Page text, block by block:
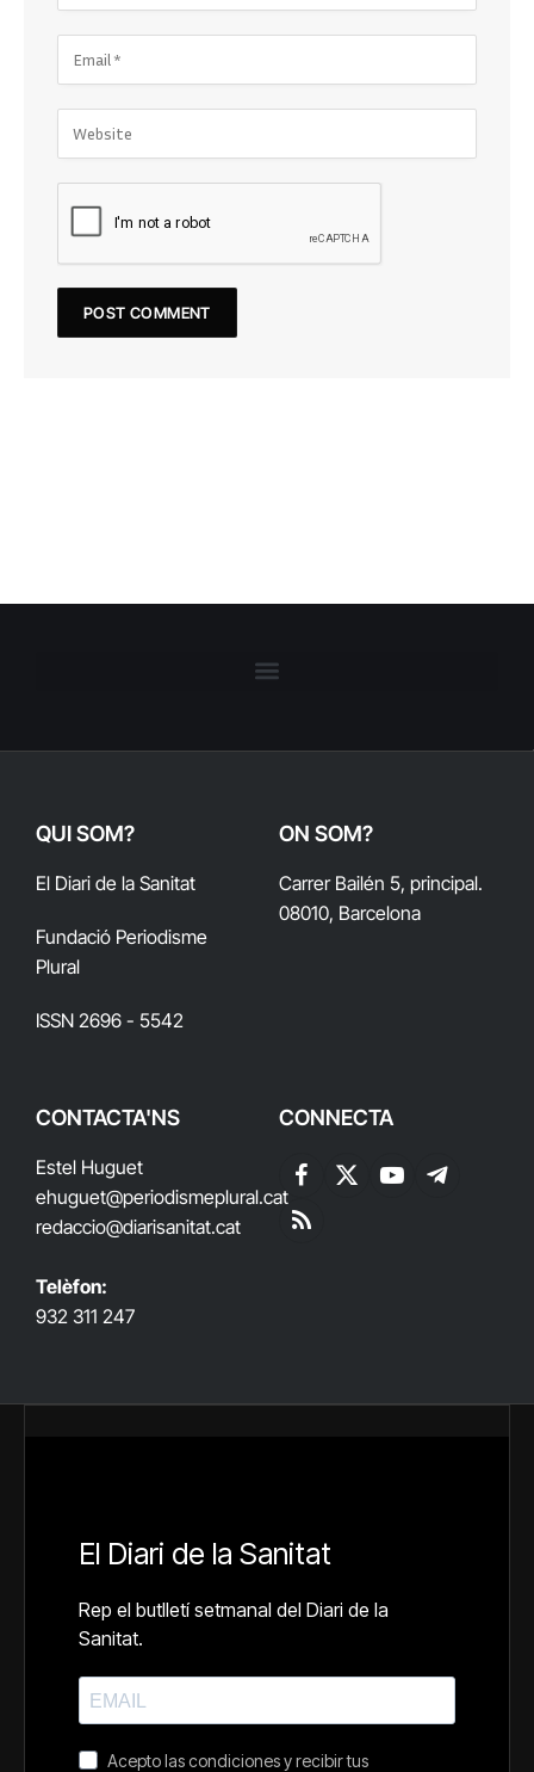
QUI SOM?
El Diari de la Sanitat
Fundació Periodisme
Plural
ISSN 2696 - 5542
ON SOM?
Carrer Bailén 5, principal.
08010, Barcelona
CONTACTA'NS
Estel Huguet
ehuguet@periodismeplural.cat
redaccio@diarisanitat.cat
Telèfon:
932 311 247
CONNECTA
Facebook
X
YouTubeTelegram
RSS